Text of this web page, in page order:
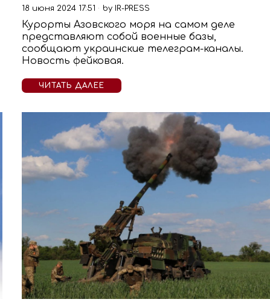
18 июня 2024 17:51 by IR-PRESS
Курорты Азовского моря на самом деле
представляют собой военные базы,
сообщают украинские телеграм-каналы.
Новость фейковая.
ЧИТАТЬ ДАЛЕЕ